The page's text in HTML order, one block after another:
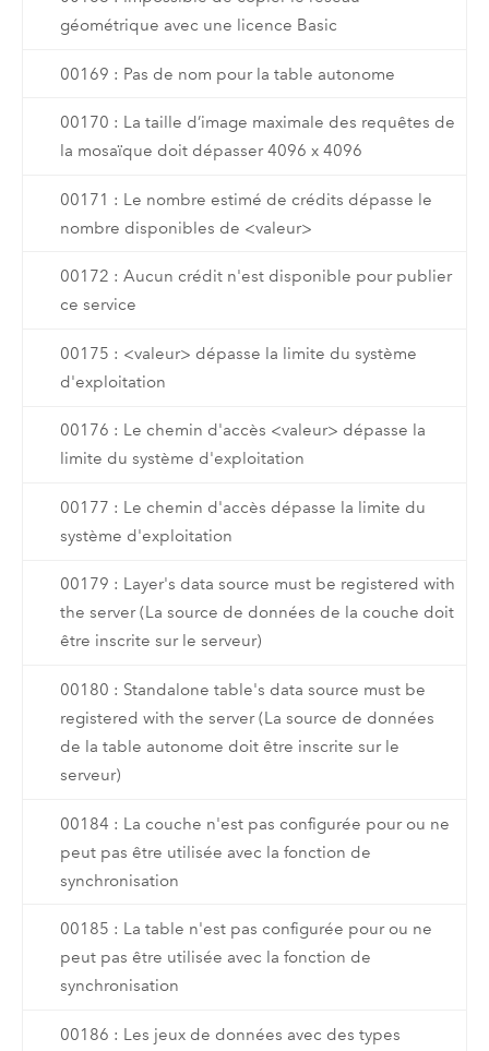
géométrique avec une licence Basic
00169 : Pas de nom pour la table autonome
00170 : La taille d’image maximale des requêtes de
la mosaïque doit dépasser 4096 x 4096
00171 : Le nombre estimé de crédits dépasse le
nombre disponibles de <valeur>
00172 : Aucun crédit n'est disponible pour publier
ce service
00175 : <valeur> dépasse la limite du système
d'exploitation
00176 : Le chemin d'accès <valeur> dépasse la
limite du système d'exploitation
00177 : Le chemin d'accès dépasse la limite du
système d'exploitation
00179 : Layer's data source must be registered with
the server (La source de données de la couche doit
être inscrite sur le serveur)
00180 : Standalone table's data source must be
registered with the server (La source de données
de la table autonome doit être inscrite sur le
serveur)
00184 : La couche n'est pas configurée pour ou ne
peut pas être utilisée avec la fonction de
synchronisation
00185 : La table n'est pas configurée pour ou ne
peut pas être utilisée avec la fonction de
synchronisation
00186 : Les jeux de données avec des types